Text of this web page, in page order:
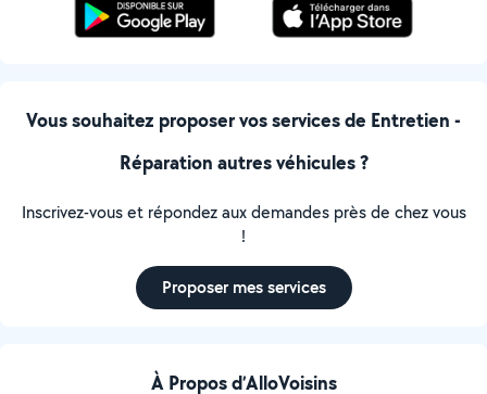
Vous souhaitez proposer vos services de Entretien -
Réparation autres véhicules ?
Inscrivez-vous et répondez aux demandes près de chez vous
!
Proposer mes services
À Propos d’AlloVoisins